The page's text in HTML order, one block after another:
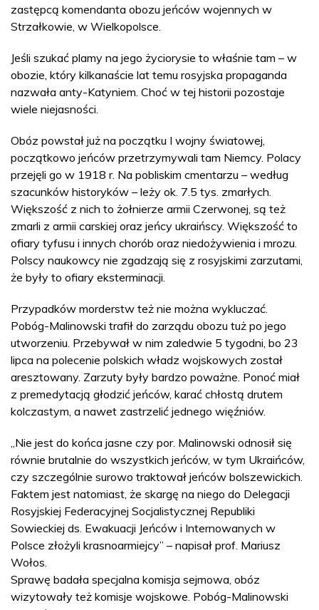
zastępcą komendanta obozu jeńców wojennych w
Strzałkowie, w Wielkopolsce.
Jeśli szukać plamy na jego życiorysie to właśnie tam – w
obozie, który kilkanaście lat temu rosyjska propaganda
nazwała anty-Katyniem. Choć w tej historii pozostaje
wiele niejasności.
Obóz powstał już na początku I wojny światowej,
początkowo jeńców przetrzymywali tam Niemcy. Polacy
przejęli go w 1918 r. Na pobliskim cmentarzu – według
szacunków historyków – leży ok. 7.5 tys. zmarłych.
Większość z nich to żołnierze armii Czerwonej, są też
zmarli z armii carskiej oraz jeńcy ukraińscy. Większość to
ofiary tyfusu i innych chorób oraz niedożywienia i mrozu.
Polscy naukowcy nie zgadzają się z rosyjskimi zarzutami,
że były to ofiary eksterminacji.
Przypadków morderstw też nie można wykluczać.
Pobóg-Malinowski trafił do zarządu obozu tuż po jego
utworzeniu. Przebywał w nim zaledwie 5 tygodni, bo 23
lipca na polecenie polskich władz wojskowych został
aresztowany. Zarzuty były bardzo poważne. Ponoć miał
z premedytacją głodzić jeńców, karać chłostą drutem
kolczastym, a nawet zastrzelić jednego więźniów.
„Nie jest do końca jasne czy por. Malinowski odnosił się
równie brutalnie do wszystkich jeńców, w tym Ukraińców,
czy szczególnie surowo traktował jeńców bolszewickich.
Faktem jest natomiast, że skargę na niego do Delegacji
Rosyjskiej Federacyjnej Socjalistycznej Republiki
Sowieckiej ds. Ewakuacji Jeńców i Internowanych w
Polsce złożyli krasnoarmiejcy” – napisał prof. Mariusz
Wołos.
Sprawę badała specjalna komisja sejmowa, obóz
wizytowały też komisje wojskowe. Pobóg-Malinowski